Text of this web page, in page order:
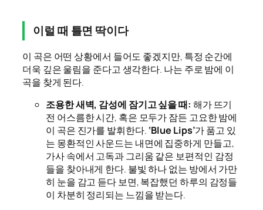
이럴 때 틀면 딱이다
이 곡은 어떤 상황에서 들어도 좋겠지만, 특정 순간에
더욱 깊은 울림을 준다고 생각한다. 나는 주로 밤에 이
곡을 찾게 된다.
조용한 새벽, 감성에 잠기고 싶을 때: 해가 뜨기
전 어스름한 시간, 혹은 모두가 잠든 고요한 밤에
이 곡은 진가를 발휘한다. ‘Blue Lips’가 품고 있
는 몽환적인 사운드는 내면에 집중하게 만들고,
가사 속에서 고독과 그리움 같은 보편적인 감정
들을 찾아내게 한다. 불빛 하나 없는 방에서 가만
히 눈을 감고 듣다 보면, 복잡했던 하루의 감정들
이 차분히 정리되는 느낌을 받는다.